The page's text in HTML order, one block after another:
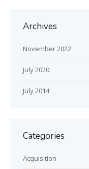
Archives
November 2022
July 2020
July 2014
Categories
Acquisition